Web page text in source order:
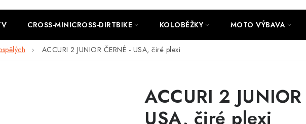
CROSS-MINICROSS-DIRTBIKE KOLOBĚŽKY MOTO VÝBAVA
ACCURI 2 JUNIOR ČERNÉ - USA, čiré plexi
ACCURI 2
USA, čiré plexi